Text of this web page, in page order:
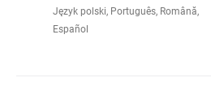
Język polski, Português, Română,
Español